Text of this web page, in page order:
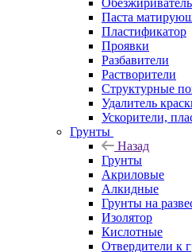
Обезжириватель
Паста
Пластификатор
Проявки
Разбавители
Растворители
Структурные
Удалитель
Ускорители,
Грунты
Назад
Грунты
Акриловые
Алкидные
Грунты на
Изолятор
Кислотные
Отвердители к